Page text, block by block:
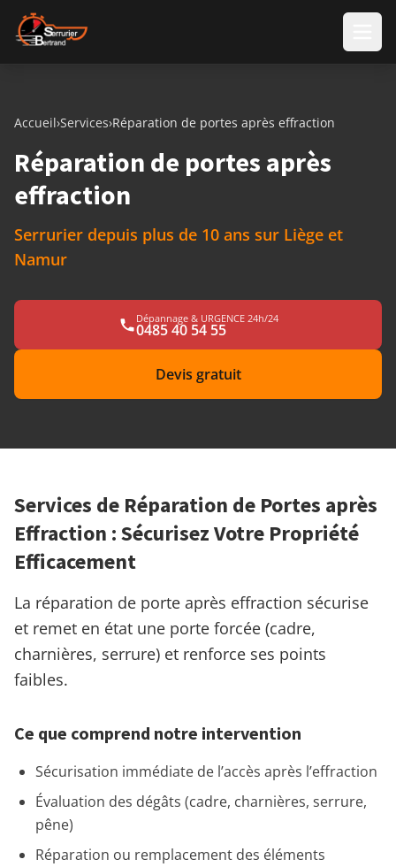
Aller au contenu
Accueil›Services›Réparation de portes après effraction
Réparation de portes après
effraction
Serrurier depuis plus de 10 ans sur Liège et
Namur
Dépannage & URGENCE 24h/24
0485 40 54 55
Devis gratuit
Services de Réparation de Portes après
Effraction : Sécurisez Votre Propriété
Efficacement
La réparation de porte après effraction sécurise
et remet en état une porte forcée (cadre,
charnières, serrure) et renforce ses points
faibles.
Ce que comprend notre intervention
Sécurisation immédiate de l’accès après l’effraction
Évaluation des dégâts (cadre, charnières, serrure,
pêne)
Réparation ou remplacement des éléments